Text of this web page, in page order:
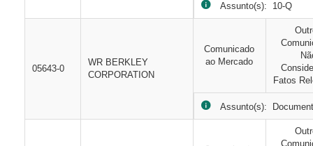
Assunto(s): 10-Q
05643-0
WR BERKLEY
CORPORATION
Comunicado
ao Mercado
Fatos
Assunto(s):